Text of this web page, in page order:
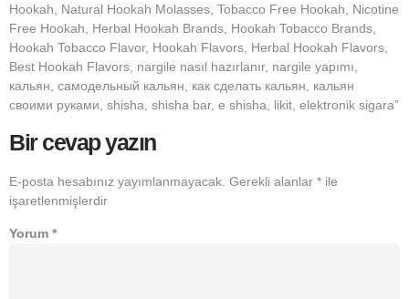
Hookah, Natural Hookah Molasses, Tobacco Free Hookah, Nicotine
Free Hookah, Herbal Hookah Brands, Hookah Tobacco Brands,
Hookah Tobacco Flavor, Hookah Flavors, Herbal Hookah Flavors,
Best Hookah Flavors, nargile nasıl hazırlanır, nargile yapımı,
кальян, самодельный кальян, как сделать кальян, кальян
своими руками, shisha, shisha bar, e shisha, likit, elektronik sigara”
Bir cevap yazın
E-posta hesabınız yayımlanmayacak. Gerekli alanlar * ile
işaretlenmişlerdir
Yorum *